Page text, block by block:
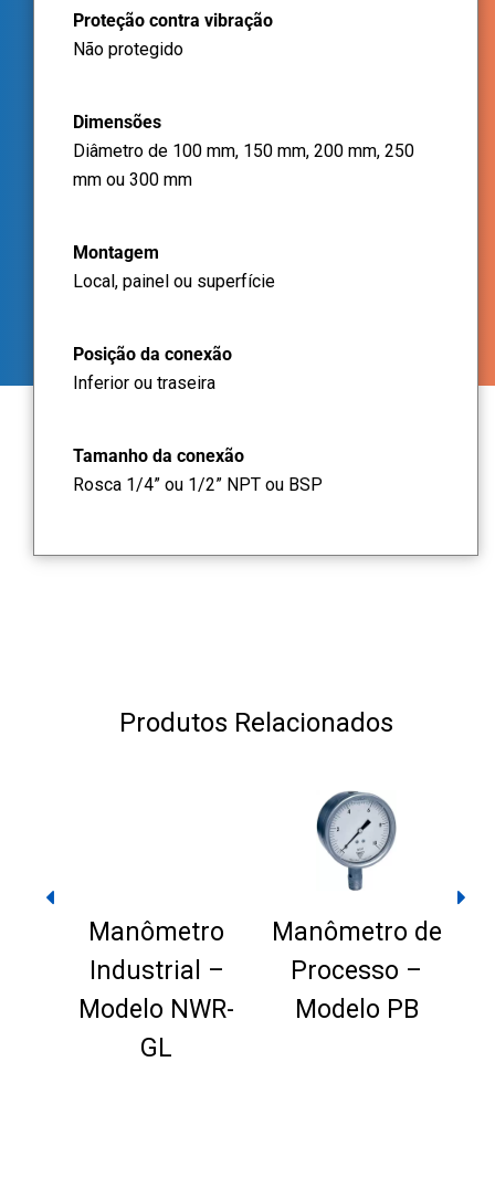
Proteção contra vibração
Não protegido
Dimensões
Diâmetro de 100 mm, 150 mm, 200 mm, 250
mm ou 300 mm
Montagem
Local, painel ou superfície
Posição da conexão
Inferior ou traseira
Tamanho da conexão
Rosca 1/4” ou 1/2” NPT ou BSP
Produtos Relacionados
Manômetro
Industrial –
Modelo NWR-
GL
Manômetro de
Processo –
Modelo PB